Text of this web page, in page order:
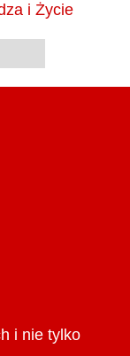
i Życie
i nie tylko